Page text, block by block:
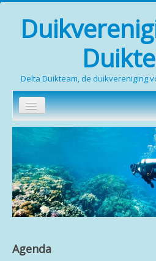
Delta Duikteam, de duikvereniging
Home
Duikopleidingen
Media
Leden (inloggen verplicht)
Agenda